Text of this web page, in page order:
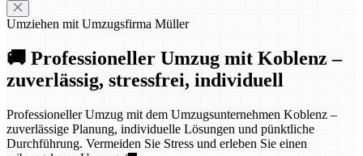
Umziehen mit Umzugsfirma Müller
🚚 Professioneller Umzug mit Koblenz –
zuverlässig, stressfrei, individuell
Professioneller Umzug mit dem Umzugsunternehmen Koblenz –
zuverlässige Planung, individuelle Lösungen und pünktliche
Durchführung. Vermeiden Sie Stress und erleben Sie einen